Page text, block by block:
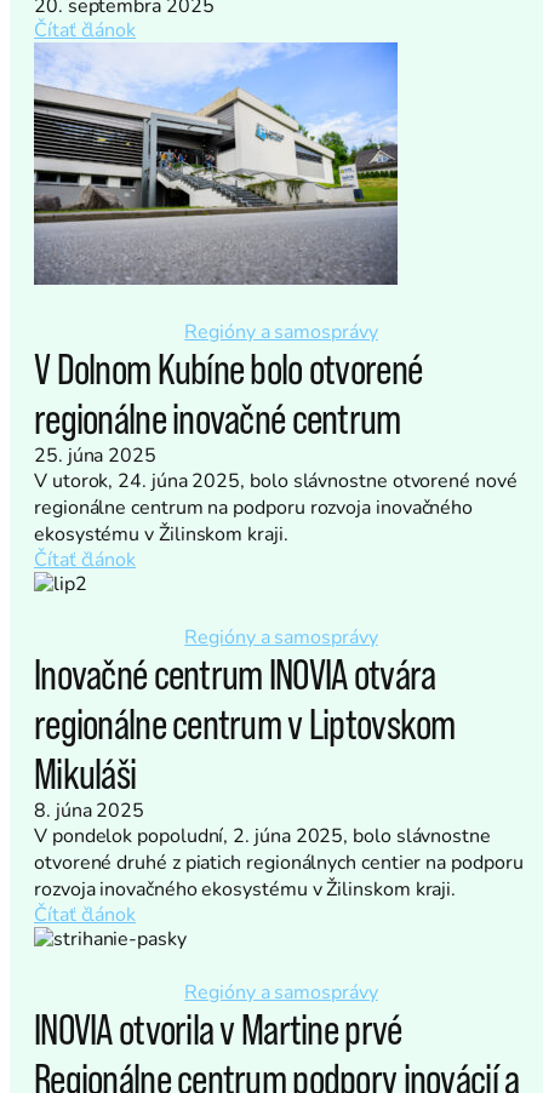
20. septembra 2025
Čítať článok
Regióny a samosprávy
V Dolnom Kubíne bolo otvorené
regionálne inovačné centrum
25. júna 2025
V utorok, 24. júna 2025, bolo slávnostne otvorené nové
regionálne centrum na podporu rozvoja inovačného
ekosystému v Žilinskom kraji.
Čítať článok
Regióny a samosprávy
Inovačné centrum INOVIA otvára
regionálne centrum v Liptovskom
Mikuláši
8. júna 2025
V pondelok popoludní, 2. júna 2025, bolo slávnostne
otvorené druhé z piatich regionálnych centier na podporu
rozvoja inovačného ekosystému v Žilinskom kraji.
Čítať článok
Regióny a samosprávy
INOVIA otvorila v Martine prvé
Regionálne centrum podpory inovácií a